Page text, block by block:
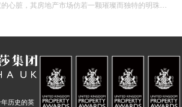
历史的英